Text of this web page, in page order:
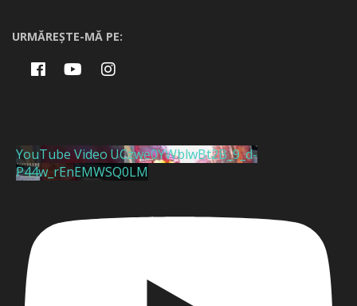
URMĂREȘTE-MĂ PE:
YouTube Video UCzwe0YWblwBt2B_9_d-
P44w_rEnEMWSQ0LM